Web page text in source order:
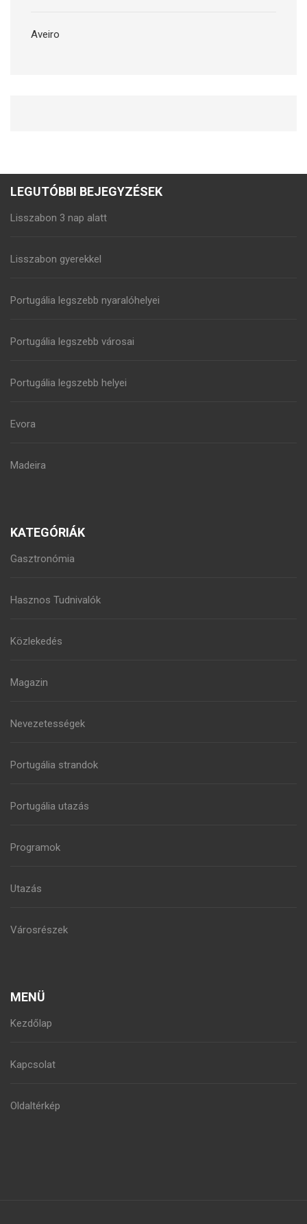
Aveiro
LEGUTÓBBI BEJEGYZÉSEK
Lisszabon 3 nap alatt
Lisszabon gyerekkel
Portugália legszebb nyaralóhelyei
Portugália legszebb városai
Portugália legszebb helyei
Evora
Madeira
KATEGÓRIÁK
Gasztronómia
Hasznos Tudnivalók
Közlekedés
Magazin
Nevezetességek
Portugália strandok
Portugália utazás
Programok
Utazás
Városrészek
MENÜ
Kezdőlap
Kapcsolat
Oldaltérkép